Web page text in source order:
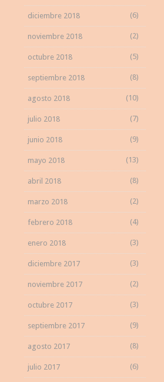
diciembre 2018 (6)
noviembre 2018 (2)
octubre 2018 (5)
septiembre 2018 (8)
agosto 2018 (10)
julio 2018 (7)
junio 2018 (9)
mayo 2018 (13)
abril 2018 (8)
marzo 2018 (2)
febrero 2018 (4)
enero 2018 (3)
diciembre 2017 (3)
noviembre 2017 (2)
octubre 2017 (3)
septiembre 2017 (9)
agosto 2017 (8)
julio 2017 (6)